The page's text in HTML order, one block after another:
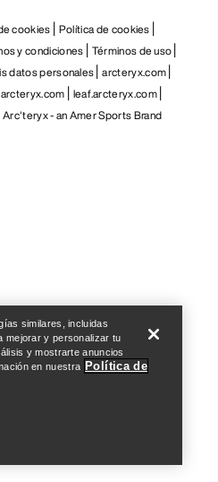
cookies Política de cookies
y condiciones Términos de uso
datos personales arcteryx.com
leaf.arcteryx.com
Arc'teryx - an Amer Sports Brand
similares, incluidas
mejorar y personalizar tu
y mostrarte anuncios
en nuestra Política de